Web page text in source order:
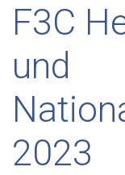
F3C
und
2023